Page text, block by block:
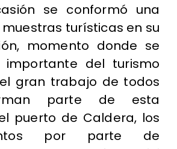
se conformó una
turísticas en su
momento donde se
importante del turismo
gran trabajo de todos
parte de esta
puerto de Caldera, los
por parte de